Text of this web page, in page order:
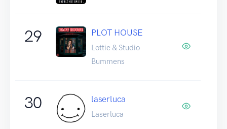
29 PLOT HOUSE
Lottie & Studio
Bummens
30 laserluca
Laserluca